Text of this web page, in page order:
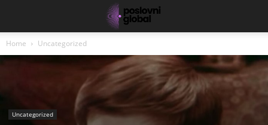
Home Uncategorized
Uncategorized